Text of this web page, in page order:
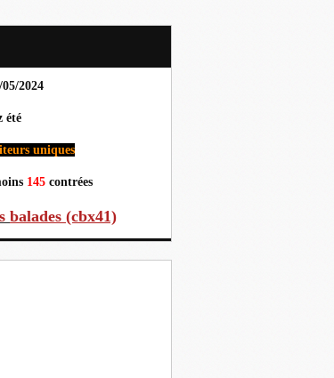
/05/2024
uniques
145 contrées
balades (cbx41)